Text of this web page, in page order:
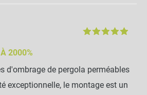
2000%
d'ombrage de pergola perméables
exceptionnelle, le montage est un